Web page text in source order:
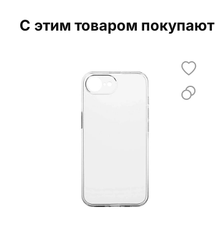
С этим товаром покупают